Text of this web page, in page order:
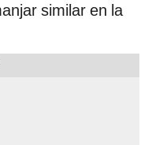
similar en la